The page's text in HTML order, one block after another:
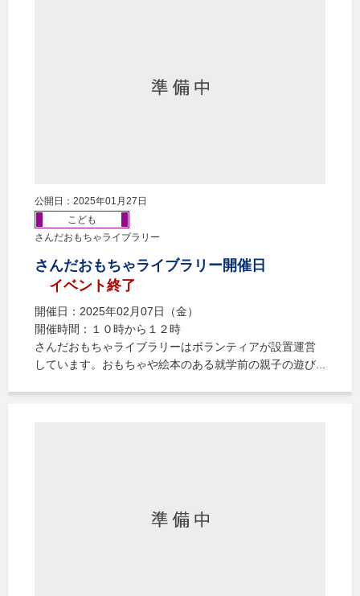
公開日：2025年01月27日
こども
さんだおもちゃライブラリー
さんだおもちゃライブラリー開催日
イベント終了
開催日：2025年02月07日（金）
開催時間：１０時から１２時
さんだおもちゃライブラリーはボランティアが設置運営
しています。おもちゃや絵本のある就学前の親子の遊び...